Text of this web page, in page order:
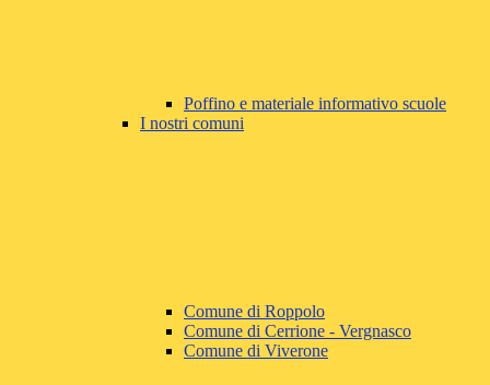
Poffino e materiale informativo scuole
I nostri comuni
Comune di Roppolo
Comune di Cerrione - Vergnasco
Comune di Viverone